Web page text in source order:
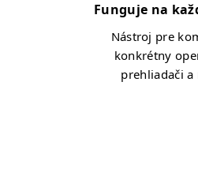
Funguje na
Nástroj pre
konkrétny
prehliadači a